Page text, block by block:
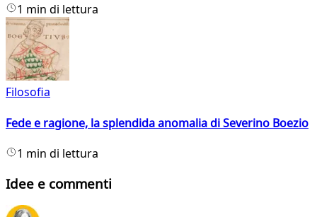
1 min di lettura
Filosofia
Fede e ragione, la splendida anomalia di Severino Boezio
1 min di lettura
Idee e commenti